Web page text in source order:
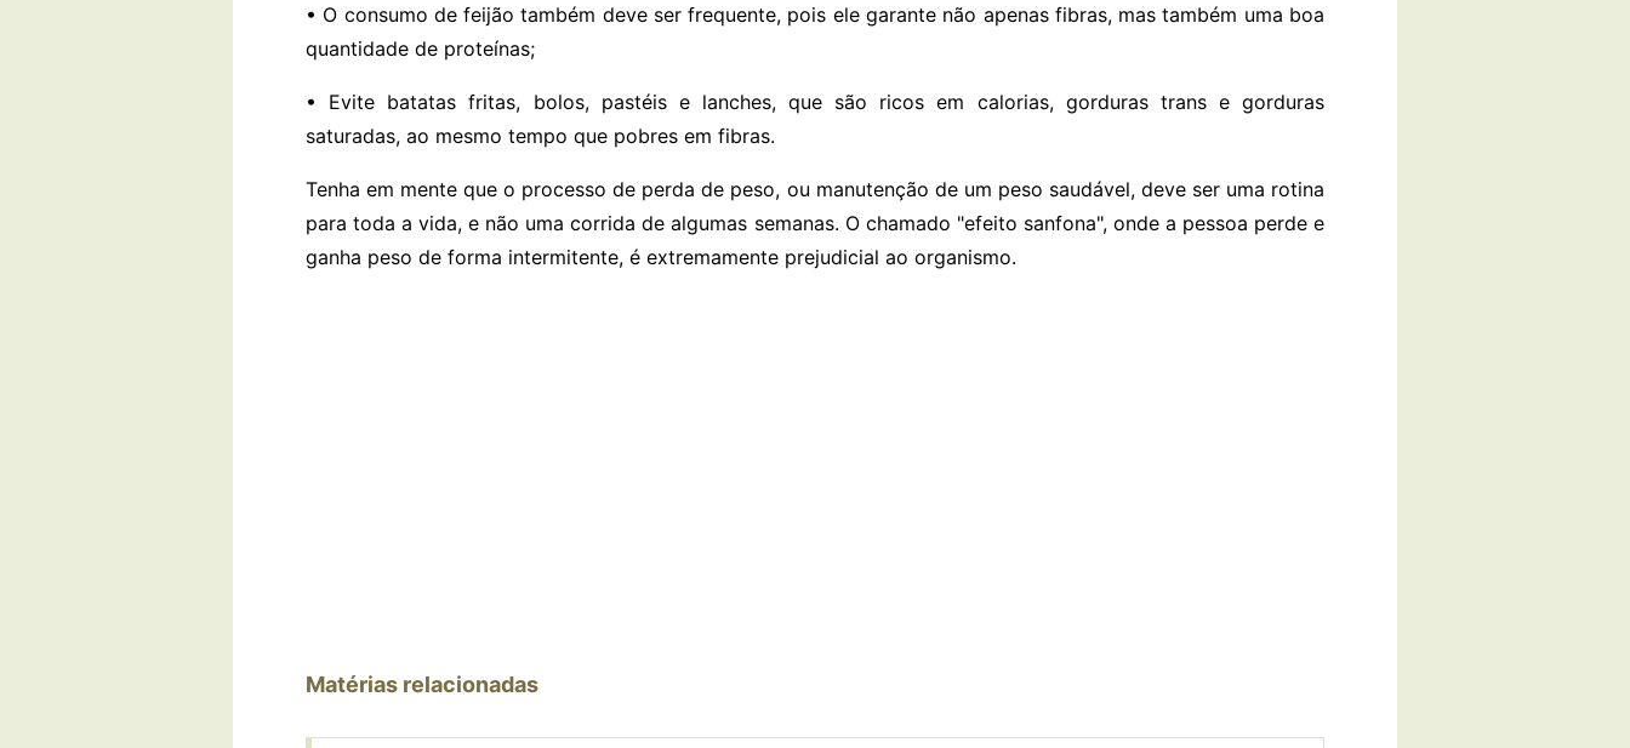
• O consumo de feijão também deve ser frequente, pois ele garante não apenas fibras, mas também uma boa
quantidade de proteínas;
• Evite batatas fritas, bolos, pastéis e lanches, que são ricos em calorias, gorduras trans e gorduras
saturadas, ao mesmo tempo que pobres em fibras.
Tenha em mente que o processo de perda de peso, ou manutenção de um peso saudável, deve ser uma rotina
para toda a vida, e não uma corrida de algumas semanas. O chamado "efeito sanfona", onde a pessoa perde e
ganha peso de forma intermitente, é extremamente prejudicial ao organismo.
Matérias relacionadas